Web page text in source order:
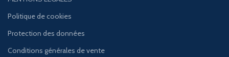
Politique de cookies
Protection des données
Conditions générales de vente